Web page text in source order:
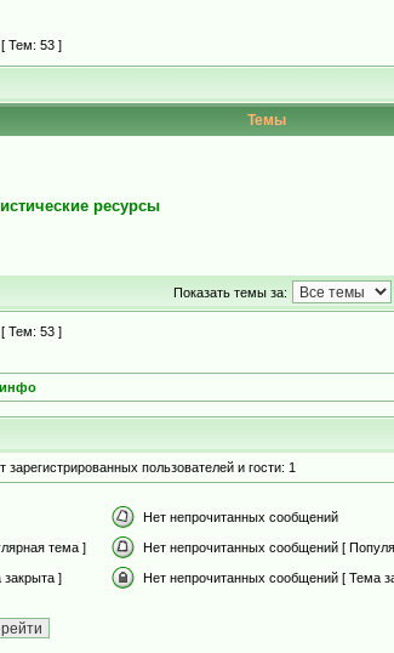
[ Тем: 53 ]
Темы
ресурсы
Показать темы за:
[ Тем: 53 ]
пользователей и гости: 1
Нет непрочитанных сообщений
тема ] Нет непрочитанных сообщений [
] Нет непрочитанных сообщений [ Тема